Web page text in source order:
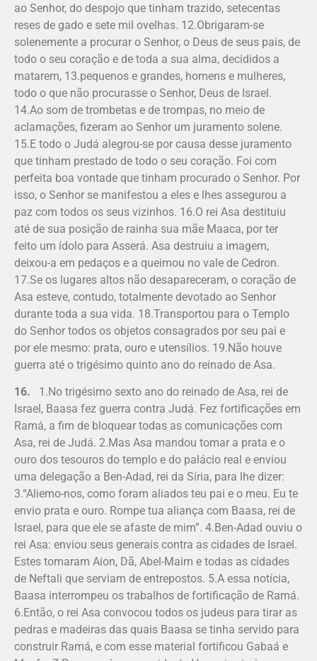
ao Senhor, do despojo que tinham trazido, setecentas
reses de gado e sete mil ovelhas. 12.Obrigaram-se
solenemente a procurar o Senhor, o Deus de seus pais, de
todo o seu coração e de toda a sua alma, decididos a
matarem, 13.pequenos e grandes, homens e mulheres,
todo o que não procurasse o Senhor, Deus de Israel.
14.Ao som de trombetas e de trompas, no meio de
aclamações, fizeram ao Senhor um juramento solene.
15.E todo o Judá alegrou-se por causa desse juramento
que tinham prestado de todo o seu coração. Foi com
perfeita boa vontade que tinham procurado o Senhor. Por
isso, o Senhor se manifestou a eles e lhes assegurou a
paz com todos os seus vizinhos. 16.O rei Asa destituiu
até de sua posição de rainha sua mãe Maaca, por ter
feito um ídolo para Asserá. Asa destruiu a imagem,
deixou-a em pedaços e a queimou no vale de Cedron.
17.Se os lugares altos não desapareceram, o coração de
Asa esteve, contudo, totalmente devotado ao Senhor
durante toda a sua vida. 18.Transportou para o Templo
do Senhor todos os objetos consagrados por seu pai e
por ele mesmo: prata, ouro e utensílios. 19.Não houve
guerra até o trigésimo quinto ano do reinado de Asa.
16. 1.No trigésimo sexto ano do reinado de Asa, rei de
Israel, Baasa fez guerra contra Judá. Fez fortificações em
Ramá, a fim de bloquear todas as comunicações com
Asa, rei de Judá. 2.Mas Asa mandou tomar a prata e o
ouro dos tesouros do templo e do palácio real e enviou
uma delegação a Ben-Adad, rei da Síria, para lhe dizer:
3.“Aliemo-nos, como foram aliados teu pai e o meu. Eu te
envio prata e ouro. Rompe tua aliança com Baasa, rei de
Israel, para que ele se afaste de mim”. 4.Ben-Adad ouviu o
rei Asa: enviou seus generais contra as cidades de Israel.
Estes tomaram Aion, Dã, Abel-Maim e todas as cidades
de Neftali que serviam de entrepostos. 5.A essa notícia,
Baasa interrompeu os trabalhos de fortificação de Ramá.
6.Então, o rei Asa convocou todos os judeus para tirar as
pedras e madeiras das quais Baasa se tinha servido para
construir Ramá, e com esse material fortificou Gabaá e